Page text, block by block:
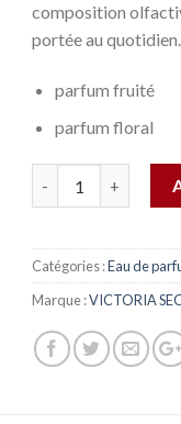
composition
portée au quotidien.
parfum fruité
parfum floral
Catégories :Eau de
Marque :VICTORIA